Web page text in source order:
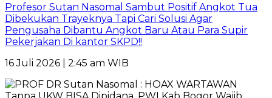
Profesor Sutan Nasomal Sambut Positif Angkot Tua
Dibekukan Trayeknya Tapi Cari Solusi Agar
Pengusaha Dibantu Angkot Baru Atau Para Supir
Pekerjakan Di kantor SKPD!!
16 Juli 2026 | 2:45 am WIB